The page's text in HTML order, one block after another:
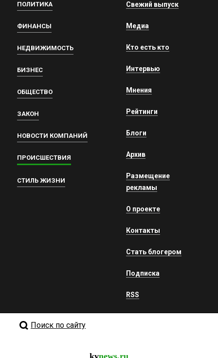
ПОЛИТИКА
ФИНАНСЫ
НЕДВИЖИМОСТЬ
БИЗНЕС
ОБЩЕСТВО
ЗАКОН
НОВОСТИ КОМПАНИЙ
ПРОИСШЕСТВИЯ
СТИЛЬ ЖИЗНИ
Свежий выпуск
Медиа
Кто есть кто
Интервью
Мнения
Рейтинги
Блоги
Архив
Размещение
рекламы
О проекте
Контакты
Стать блогером
Подписка
RSS
Поиск по сайту